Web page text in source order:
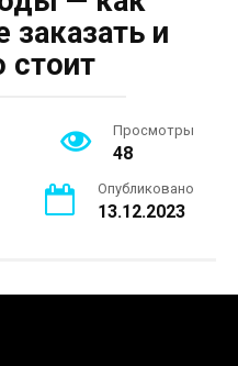
заказать и
стоит
Просмотры
48
Опубликовано
13.12.2023